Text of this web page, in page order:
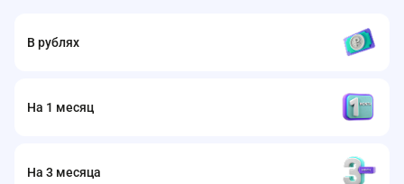
В рублях
На 1 месяц
На 3 месяца